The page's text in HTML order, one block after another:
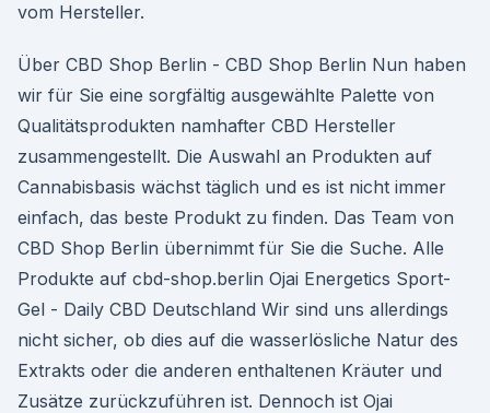
vom Hersteller.
Über CBD Shop Berlin - CBD Shop Berlin Nun haben
wir für Sie eine sorgfältig ausgewählte Palette von
Qualitätsprodukten namhafter CBD Hersteller
zusammengestellt. Die Auswahl an Produkten auf
Cannabisbasis wächst täglich und es ist nicht immer
einfach, das beste Produkt zu finden. Das Team von
CBD Shop Berlin übernimmt für Sie die Suche. Alle
Produkte auf cbd-shop.berlin Ojai Energetics Sport-
Gel - Daily CBD Deutschland Wir sind uns allerdings
nicht sicher, ob dies auf die wasserlösliche Natur des
Extrakts oder die anderen enthaltenen Kräuter und
Zusätze zurückzuführen ist. Dennoch ist Ojai